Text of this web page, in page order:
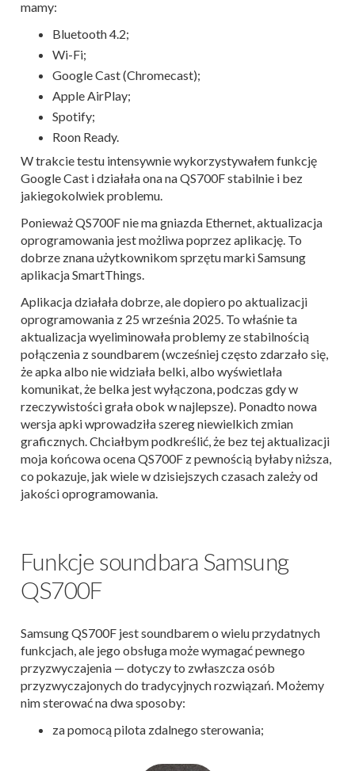
mamy:
Bluetooth 4.2;
Wi-Fi;
Google Cast (Chromecast);
Apple AirPlay;
Spotify;
Roon Ready.
W trakcie testu intensywnie wykorzystywałem funkcję
Google Cast i działała ona na QS700F stabilnie i bez
jakiegokolwiek problemu.
Ponieważ QS700F nie ma gniazda Ethernet, aktualizacja
oprogramowania jest możliwa poprzez aplikację. To
dobrze znana użytkownikom sprzętu marki Samsung
aplikacja SmartThings.
Aplikacja działała dobrze, ale dopiero po aktualizacji
oprogramowania z 25 września 2025. To właśnie ta
aktualizacja wyeliminowała problemy ze stabilnością
połączenia z soundbarem (wcześniej często zdarzało się,
że apka albo nie widziała belki, albo wyświetlała
komunikat, że belka jest wyłączona, podczas gdy w
rzeczywistości grała obok w najlepsze). Ponadto nowa
wersja apki wprowadziła szereg niewielkich zmian
graficznych. Chciałbym podkreślić, że bez tej aktualizacji
moja końcowa ocena QS700F z pewnością byłaby niższa,
co pokazuje, jak wiele w dzisiejszych czasach zależy od
jakości oprogramowania.
Funkcje soundbara Samsung
QS700F
Samsung QS700F jest soundbarem o wielu przydatnych
funkcjach, ale jego obsługa może wymagać pewnego
przyzwyczajenia — dotyczy to zwłaszcza osób
przyzwyczajonych do tradycyjnych rozwiązań. Możemy
nim sterować na dwa sposoby:
za pomocą pilota zdalnego sterowania;